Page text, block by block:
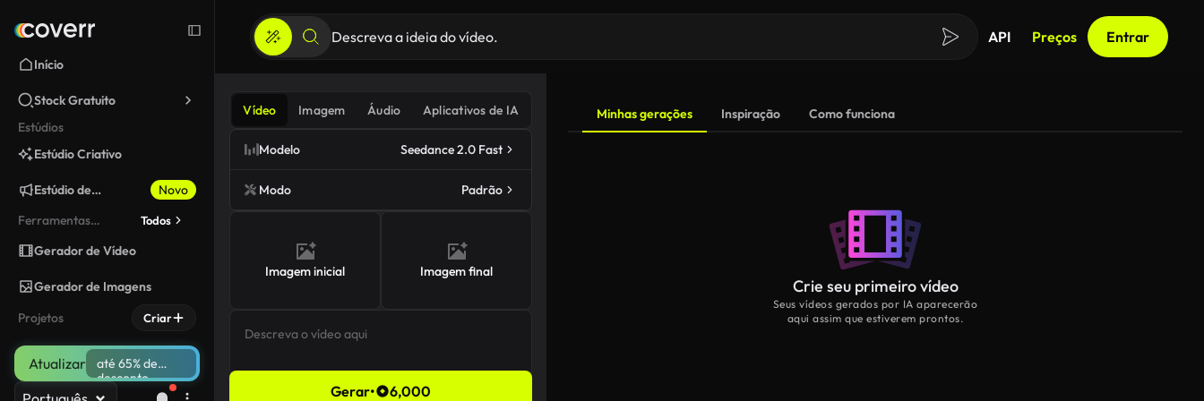
Início
Stock Gratuito
Estúdios
Estúdio Criativo
Estúdio de
Novo
Ferramentas
Todos
Gerador de Vídeo
Gerador de Imagens
Projetos
Criar
Atualizar
até 65% de
desconto
API Preços Entrar
Vídeo Imagem Áudio Aplicativos de IA
Modelo Seedance 2.0 Fast
Modo Padrão
Imagem inicial Imagem final
Gerar• 6,000
Minhas gerações Inspiração Como funciona
Crie seu primeiro vídeo
Seus vídeos gerados por IA aparecerão
aqui assim que estiverem prontos.